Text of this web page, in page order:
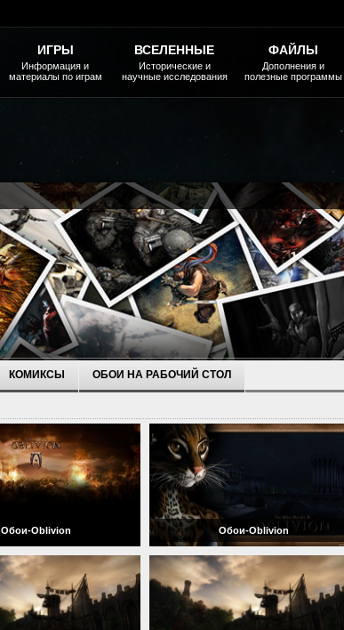
КОМИКСЫ ОБОИ НА РАБОЧИЙ СТОЛ
Обои-Oblivion Обои-Oblivion
ИГРЫ
Информация и
материалы по играм
ВСЕЛЕННЫЕ
Исторические и
научные исследования
ФАЙЛЫ
Дополнения и
полезные программы